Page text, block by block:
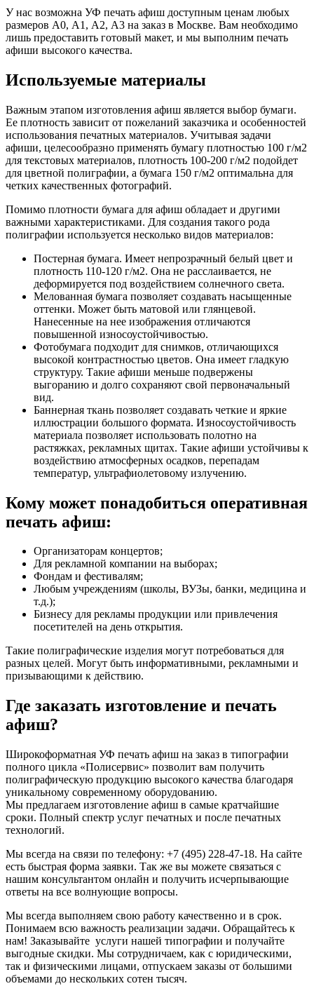
У нас возможна УФ печать афиш доступным ценам любых
размеров А0, А1, А2, А3 на заказ в Москве. Вам необходимо
лишь предоставить готовый макет, и мы выполним печать
афиши высокого качества.
Используемые материалы
Важным этапом изготовления афиш является выбор бумаги.
Ее плотность зависит от пожеланий заказчика и особенностей
использования печатных материалов. Учитывая задачи
афиши, целесообразно применять бумагу плотностью 100 г/м2
для текстовых материалов, плотность 100-200 г/м2 подойдет
для цветной полиграфии, а бумага 150 г/м2 оптимальна для
четких качественных фотографий.
Помимо плотности бумага для афиш обладает и другими
важными характеристиками. Для создания такого рода
полиграфии используется несколько видов материалов:
Постерная бумага. Имеет непрозрачный белый цвет и
плотность 110-120 г/м2. Она не расслаивается, не
деформируется под воздействием солнечного света.
Мелованная бумага позволяет создавать насыщенные
оттенки. Может быть матовой или глянцевой.
Нанесенные на нее изображения отличаются
повышенной износоустойчивостью.
Фотобумага подходит для снимков, отличающихся
высокой контрастностью цветов. Она имеет гладкую
структуру. Такие афиши меньше подвержены
выгоранию и долго сохраняют свой первоначальный
вид.
Баннерная ткань позволяет создавать четкие и яркие
иллюстрации большого формата. Износоустойчивость
материала позволяет использовать полотно на
растяжках, рекламных щитах. Такие афиши устойчивы к
воздействию атмосферных осадков, перепадам
температур, ультрафиолетовому излучению.
Кому может понадобиться оперативная
печать афиш:
Организаторам концертов;
Для рекламной компании на выборах;
Фондам и фестивалям;
Любым учреждениям (школы, ВУЗы, банки, медицина и
т.д.);
Бизнесу для рекламы продукции или привлечения
посетителей на день открытия.
Такие полиграфические изделия могут потребоваться для
разных целей. Могут быть информативными, рекламными и
призывающими к действию.
Где заказать изготовление и печать
афиш?
Широкоформатная УФ печать афиш на заказ в типографии
полного цикла «Полисервис» позволит вам получить
полиграфическую продукцию высокого качества благодаря
уникальному современному оборудованию.
Мы предлагаем изготовление афиш в самые кратчайшие
сроки. Полный спектр услуг печатных и после печатных
технологий.
Мы всегда на связи по телефону: +7 (495) 228-47-18. На сайте
есть быстрая форма заявки. Так же вы можете связаться с
нашим консультантом онлайн и получить исчерпывающие
ответы на все волнующие вопросы.
Мы всегда выполняем свою работу качественно и в срок.
Понимаем всю важность реализации задачи. Обращайтесь к
нам! Заказывайте услуги нашей типографии и получайте
выгодные скидки. Мы сотрудничаем, как с юридическими,
так и физическими лицами, отпускаем заказы от большими
объемами до нескольких сотен тысяч.